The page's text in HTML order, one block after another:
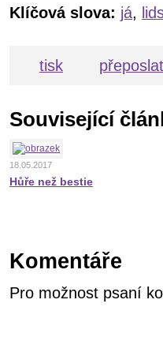
Klíčová slova: já,
tisk
Související
18.05.2017
Hůře než bestie
Komentáře
Pro možnost psaní